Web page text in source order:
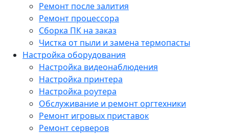
Ремонт после залития
Ремонт процессора
Сборка ПК на заказ
Чистка от пыли и замена термопасты
Настройка оборудования
Настройка видеонаблюдения
Настройка принтера
Настройка роутера
Обслуживание и ремонт оргтехники
Ремонт игровых приставок
Ремонт серверов